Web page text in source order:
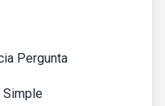
Pergunta
Simple